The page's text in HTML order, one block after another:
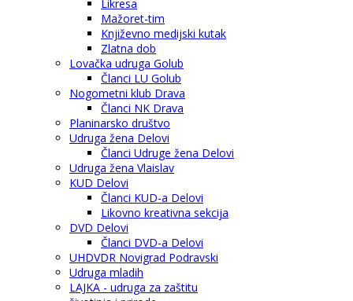
Likresa
Mažoret-tim
Književno medijski kutak
Zlatna dob
Lovačka udruga Golub
Članci LU Golub
Nogometni klub Drava
Članci NK Drava
Planinarsko društvo
Udruga žena Delovi
Članci Udruge žena Delovi
Udruga žena Vlaislav
KUD Delovi
Članci KUD-a Delovi
Likovno kreativna sekcija
DVD Delovi
Članci DVD-a Delovi
UHDVDR Novigrad Podravski
Udruga mladih
LAJKA - udruga za zaštitu